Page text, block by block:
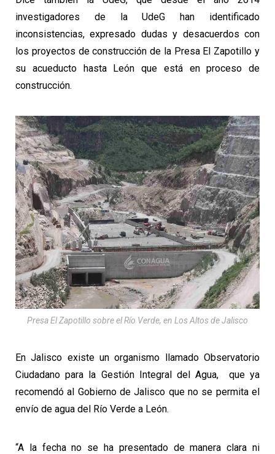
investigadores de la UdeG han identificado
inconsistencias, expresado dudas y desacuerdos con
los proyectos de construcción de la Presa El Zapotillo y
su acueducto hasta León que está en proceso de
construcción.
Presa El Zapotillo sobre el Río Verde, en Los Altos de Jalisco
En Jalisco existe un organismo llamado Observatorio
Ciudadano para la Gestión Integral del Agua, que ya
recomendó al Gobierno de Jalisco que no se permita el
envío de agua del Río Verde a León.
“A la fecha no se ha presentado de manera clara ni